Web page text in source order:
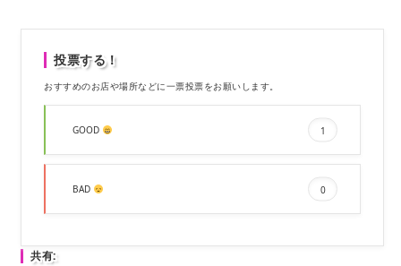
投票する！
おすすめのお店や場所などに一票投票をお願いします。
GOOD 1
BAD 0
共有: